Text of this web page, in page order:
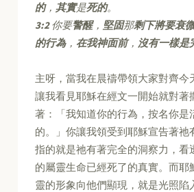
的，其實是死的。
3:2你要警醒， 堅固那剩下將要衰
的行為， 在我神面前， 沒有一樣是
主呀，當我在晨禱帶領大家對齊今
讓我看見耶穌在經文一開始就對著
著：「我知道你的行為，按名你是
的。」你讓我領受到耶穌宣告著祂
指的就是祂有著完全的洞察力，看
的屬靈生命已經死了的真實。而耶
靈的形象向他們顯現，就是光照陷